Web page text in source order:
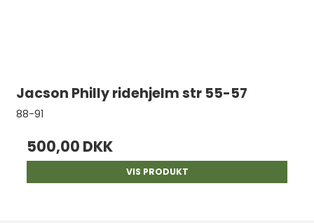
Jacson Philly ridehjelm str 55-57
88-91
500,00 DKK
VIS PRODUKT